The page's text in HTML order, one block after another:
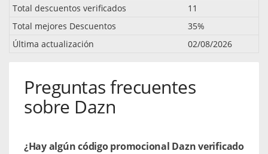
Total descuentos verificados
11
Total mejores Descuentos
35%
Última actualización
02/08/2026
Preguntas frecuentes
sobre Dazn
¿Hay algún código promocional Dazn verificado